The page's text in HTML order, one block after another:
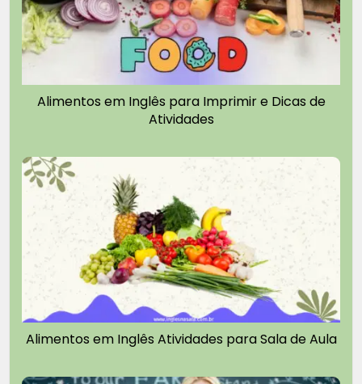
Alimentos em Inglês para Imprimir e Dicas de
Atividades
Alimentos em Inglês Atividades para Sala de Aula